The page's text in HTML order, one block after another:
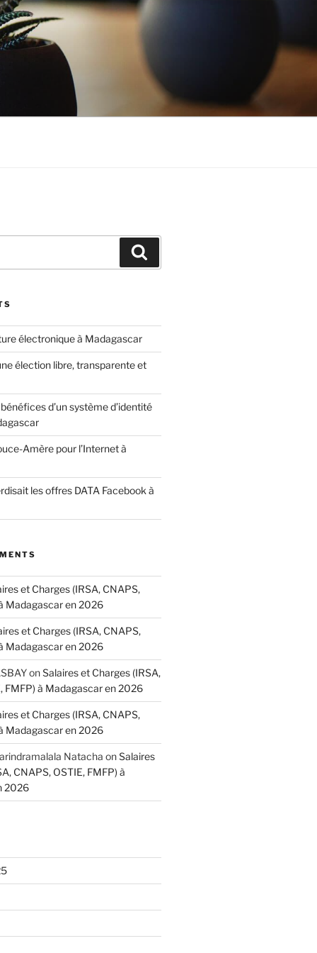
électronique à Madagascar
élection libre, transparente et
d’un système d’identité
Amère pour l’Internet à
les offres DATA Facebook à
et Charges (IRSA, CNAPS,
Madagascar en 2026
et Charges (IRSA, CNAPS,
Madagascar en 2026
onSalaires et Charges (IRSA,
FMFP) à Madagascar en 2026
et Charges (IRSA, CNAPS,
Madagascar en 2026
Natacha onSalaires
CNAPS, OSTIE, FMFP) à
2026